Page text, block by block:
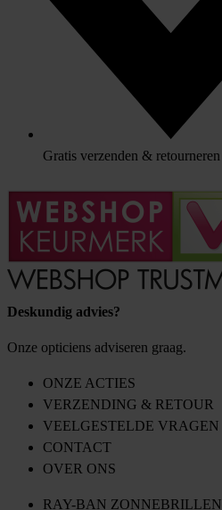
Gratis verzenden & retourneren
Deskundig advies?
Onze opticiens adviseren graag.
ONZE ACTIES
VERZENDING & RETOUR
VEELGESTELDE VRAGEN
CONTACT
OVER ONS
RAY-BAN ZONNEBRILLEN